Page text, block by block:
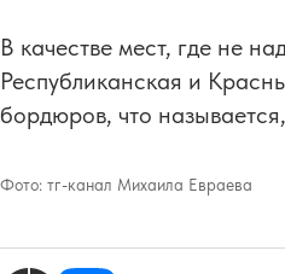
В качестве мест, где не
Республиканская и
бордюров, что
Фото: тг-канал Михаила Евраева